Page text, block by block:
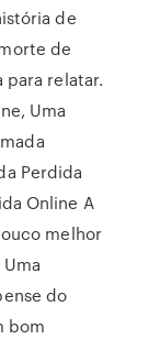
de
de
para relatar.
Uma
Perdida
Online A
melhor
do
bom